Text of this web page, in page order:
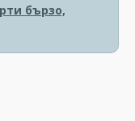
бързо,